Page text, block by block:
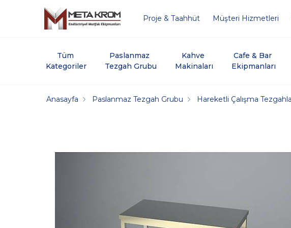
Proje & Taahhüt Müşteri Hizmetleri
Tüm
Kategoriler
Paslanmaz
Tezgah Grubu
Kahve
Makinaları
Cafe & Bar
Ekipmanları
Anasayfa Paslanmaz Tezgah Grubu Hareketli Çalışma